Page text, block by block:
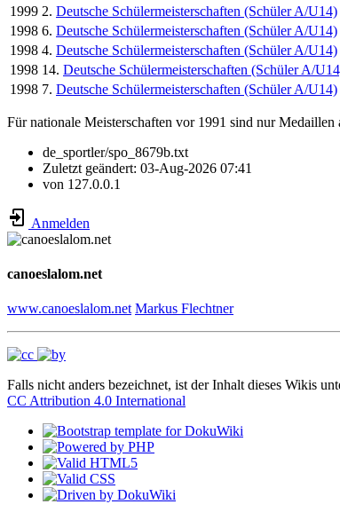
1999 2. Deutsche Schülermeisterschaften (Schüler A/U14)
1998 6. Deutsche Schülermeisterschaften (Schüler A/U14)
1998 4. Deutsche Schülermeisterschaften (Schüler A/U14)
1998 14. Deutsche Schülermeisterschaften (Schüler A/
1998 7. Deutsche Schülermeisterschaften (Schüler A/U14)
Für nationale Meisterschaften vor 1991 sind nur Medaillen
de_sportler/spo_8679b.txt
Zuletzt geändert: 03-Aug-2026 07:41
von 127.0.0.1
Anmelden
canoeslalom.net
www.canoeslalom.net Markus Flechtner
Falls nicht anders bezeichnet, ist der Inhalt dieses Wikis
CC Attribution 4.0 International